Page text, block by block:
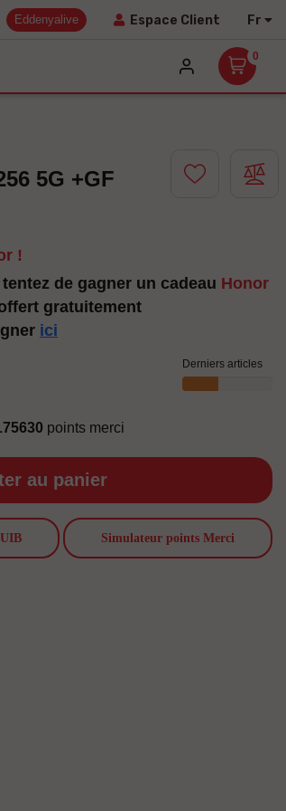
Eddenyalive Espace Client Fr
0
5G +GF
!
tentez de gagner un cadeau Honor
gratuitement
ici
points merci
Derniers articles
au panier
Simulateur points Merci